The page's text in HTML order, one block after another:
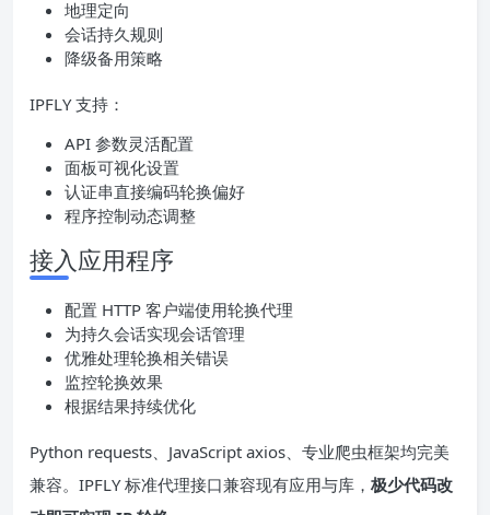
地理定向
会话持久规则
降级备用策略
IPFLY 支持：
API 参数灵活配置
面板可视化设置
认证串直接编码轮换偏好
程序控制动态调整
接入应用程序
配置 HTTP 客户端使用轮换代理
为持久会话实现会话管理
优雅处理轮换相关错误
监控轮换效果
根据结果持续优化
Python requests、JavaScript axios、专业爬虫框架均完美
兼容。IPFLY 标准代理接口兼容现有应用与库， 极少代码改